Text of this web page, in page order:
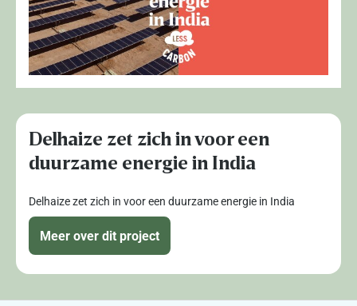
Delhaize zet zich in voor een
duurzame energie in India
Delhaize zet zich in voor een duurzame energie in India
Meer over dit project